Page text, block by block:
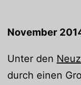
November
Unter den
durch einen